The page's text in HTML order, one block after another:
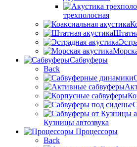
трехполосная
Сабвуферы
Back
Кузницы автозвука
Процессоры
Back